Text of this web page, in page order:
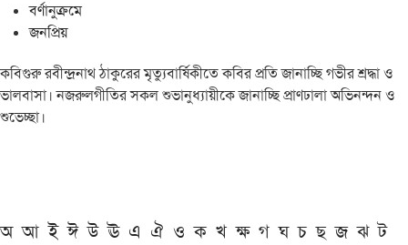
বর্ণানুক্রমে
জনপ্রিয়
কবিগুরু রবীন্দ্রনাথ ঠাকুরের মৃত্যুবার্ষিকীতে কবির প্রতি জানাচ্ছি গভীর শ্রদ্ধা ও
ভালবাসা। নজরুলগীতির সকল শুভানুধ্যায়ীকে জানাচ্ছি প্রাণঢালা অভিনন্দন ও
শুভেচ্ছা।
অ আ ই ঈ উ ঊ এ ঐ ও ক খ ক্ষ গ ঘ চ ছ জ ঝ ট